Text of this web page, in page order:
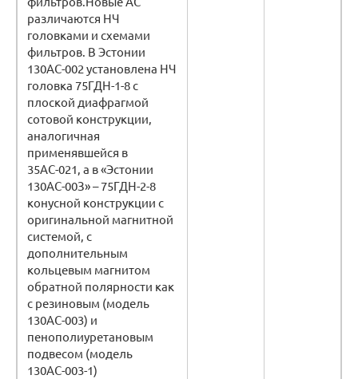
различаются НЧ
головками и схемами
фильтров. В Эстонии
130АС-002 установлена НЧ
головка 75ГДН-1-8 с
плоской диафрагмой
сотовой конструкции,
аналогичная
применявшейся в
35АС-021, а в «Эстонии
130АС-00З» – 75ГДН-2-8
конусной конструкции с
оригинальной магнитной
системой, с
дополнительным
кольцевым магнитом
обратной полярности как
с резиновым (модель
130АС-003) и
пенополиуретановым
подвесом (модель
130АС-003-1)